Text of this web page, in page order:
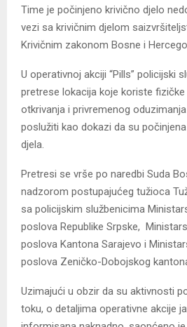
Time je počinjeno krivično djelo
vezi sa krivičnim djelom
Krivičnim zakonom Bosne i
U operativnoj akciji “Pills” policijski
pretrese lokacija koje koriste
otkrivanja i privremenog
poslužiti kao dokazi da su
djela.
Pretresi se vrše po naredbi Suda
nadzorom postupajućeg tužioca
sa policijskim službenicima
poslova Republike Srpske,
poslova Kantona Sarajevo i
poslova Zeničko-Dobojskog
Uzimajući u obzir da su aktivnosti
toku, o detaljima operativne akcije